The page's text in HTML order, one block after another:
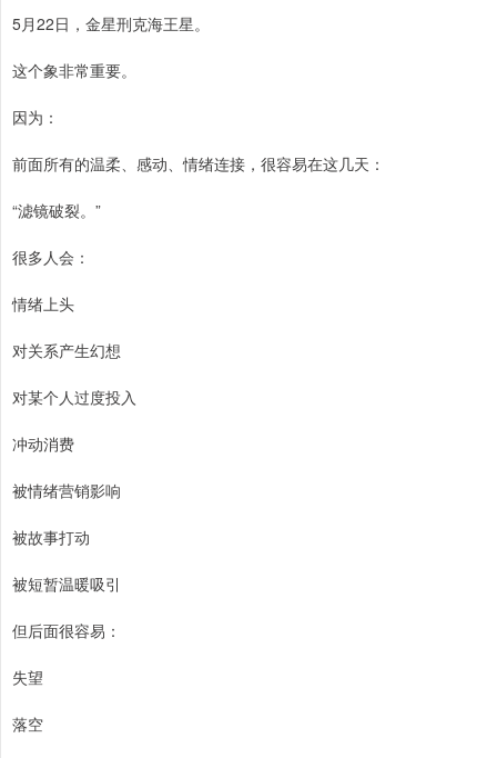
5月22日，金星刑克海王星。
这个象非常重要。
因为：
前面所有的温柔、感动、情绪连接，很容易在这几天：
“滤镜破裂。”
很多人会：
情绪上头
对关系产生幻想
对某个人过度投入
冲动消费
被情绪营销影响
被故事打动
被短暂温暖吸引
但后面很容易：
失望
落空